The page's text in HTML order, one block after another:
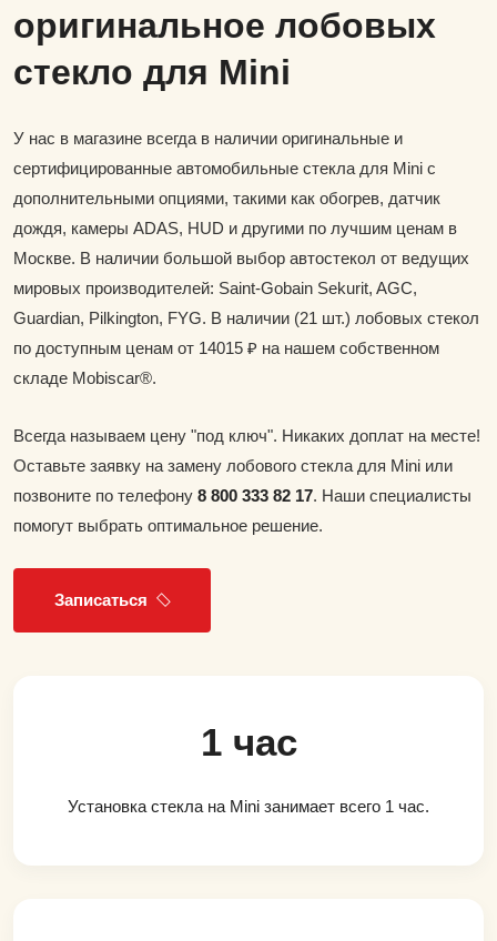
оригинальное лобовых
стекло для Mini
У нас в магазине всегда в наличии оригинальные и
сертифицированные автомобильные стекла для Mini с
дополнительными опциями, такими как обогрев, датчик
дождя, камеры ADAS, HUD и другими по лучшим ценам в
Москве. В наличии большой выбор автостекол от ведущих
мировых производителей: Saint-Gobain Sekurit, AGC,
Guardian, Pilkington, FYG. В наличии (21 шт.) лобовых стекол
по доступным ценам от 14015 ₽ на нашем собственном
складе Mobiscar®.
Всегда называем цену "под ключ". Никаких доплат на месте!
Оставьте заявку на замену лобового стекла для Mini или
позвоните по телефону 8 800 333 82 17. Наши специалисты
помогут выбрать оптимальное решение.
Записаться
1 час
Установка стекла на Mini занимает всего 1 час.